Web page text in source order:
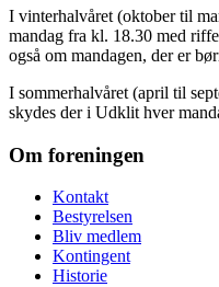
I vinterhalvåret (oktober til
mandag fra kl. 18.30 med
også om mandagen, der er
I sommerhalvåret (april til
skydes der i Udklit hver
Om foreningen
Kontakt
Bestyrelsen
Bliv medlem
Kontingent
Historie